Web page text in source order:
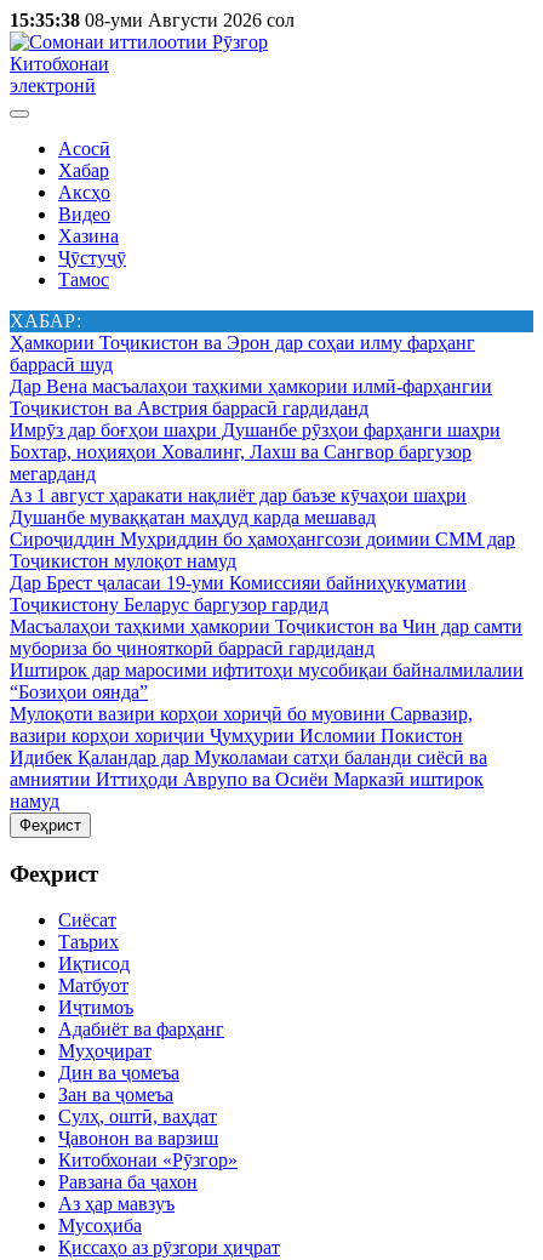
15:35:38 08-уми Августи 2026 сол
Китобхонаи
электронӣ
Асосӣ
Хабар
Аксҳо
Видео
Хазина
Ҷӯстуҷӯ
Тамос
ХАБАР:
Ҳамкории Тоҷикистон ва Эрон дар соҳаи илму фарҳанг
баррасӣ шуд
Дар Вена масъалаҳои таҳкими ҳамкории илмӣ-фарҳангии
Тоҷикистон ва Австрия баррасӣ гардиданд
Имрӯз дар боғҳои шаҳри Душанбе рӯзҳои фарҳанги шаҳри
Бохтар, ноҳияҳои Ховалинг, Лахш ва Сангвор баргузор
мегарданд
Аз 1 август ҳаракати нақлиёт дар баъзе кӯчаҳои шаҳри
Душанбе муваққатан маҳдуд карда мешавад
Сироҷиддин Муҳриддин бо ҳамоҳангсози доимии СММ дар
Тоҷикистон мулоқот намуд
Дар Брест ҷаласаи 19-уми Комиссияи байниҳукуматии
Тоҷикистону Беларус баргузор гардид
Масъалаҳои таҳкими ҳамкории Тоҷикистон ва Чин дар самти
мубориза бо ҷинояткорӣ баррасӣ гардиданд
Иштирок дар маросими ифтитоҳи мусобиқаи байналмилалии
“Бозиҳои оянда”
Мулоқоти вазири корҳои хориҷӣ бо муовини Сарвазир,
вазири корҳои хориҷии Ҷумҳурии Исломии Покистон
Идибек Қаландар дар Муколамаи сатҳи баланди сиёсӣ ва
амниятии Иттиҳоди Аврупо ва Осиёи Марказӣ иштирок
намуд
Феҳрист
Феҳрист
Сиёсат
Таърих
Иқтисод
Матбуот
Иҷтимоъ
Адабиёт ва фарҳанг
Муҳоҷират
Дин ва ҷомеъа
Зан ва ҷомеъа
Сулҳ, оштӣ, ваҳдат
Ҷавонон ва варзиш
Китобхонаи «Рӯзгор»
Равзана ба ҷахон
Аз ҳар мавзуъ
Мусоҳиба
Қиссаҳо аз рӯзгори ҳиҷрат